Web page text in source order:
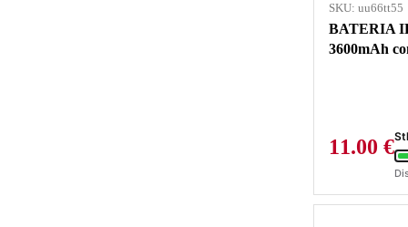
SKU: uu66tt55
BATERIA
3600mAh
11.00 €